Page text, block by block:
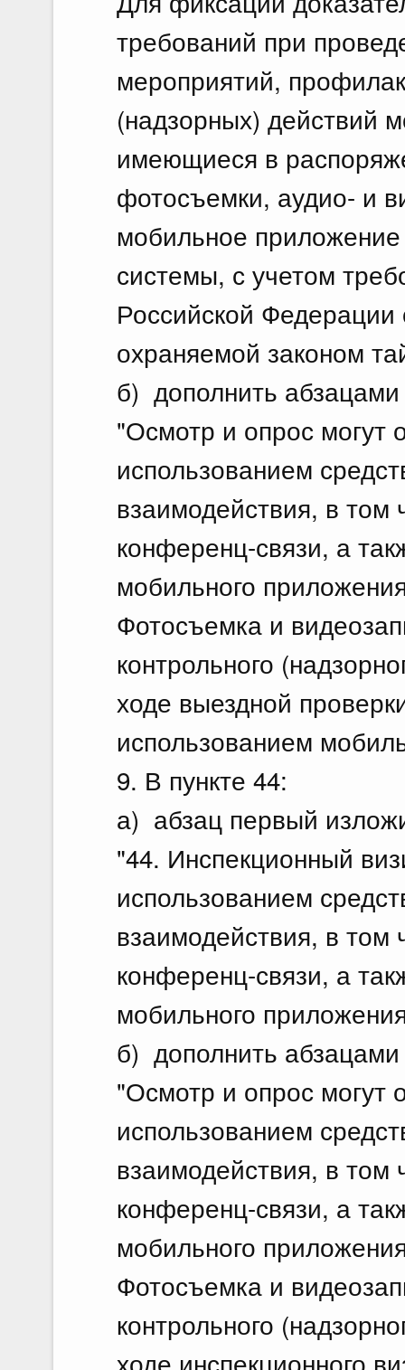
требований при
мероприятий,
(надзорных) действий
имеющиеся в
фотосъемки, аудио- и
мобильное
системы, с учетом
Российской Федерации
охраняемой законом
б) дополнить
"Осмотр и опрос могут
использованием
взаимодействия, в том
конференц-связи, а
мобильного
Фотосъемка и
контрольного
ходе выездной
использованием
9. В пункте 44:
а) абзац первый
"44. Инспекционный
использованием
взаимодействия, в том
конференц-связи, а
мобильного
б) дополнить
"Осмотр и опрос могут
использованием
взаимодействия, в том
конференц-связи, а
мобильного
Фотосъемка и
контрольного
ходе инспекционного